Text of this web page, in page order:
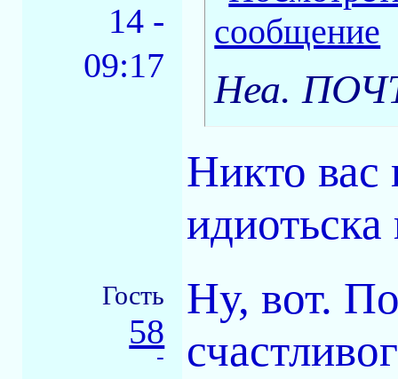
14 -
09:17
Неа.
Никто вас
Гость
58
-
Ну, вот.